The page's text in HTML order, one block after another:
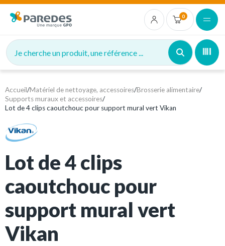
0
Je cherche un produit, une référence ...
Accueil/Matériel de nettoyage, accessoires/Brosserie alimentaire/
Supports muraux et accessoires/
Lot de 4 clips caoutchouc pour support mural vert Vikan
Lot de 4 clips
caoutchouc pour
support mural vert
Vikan